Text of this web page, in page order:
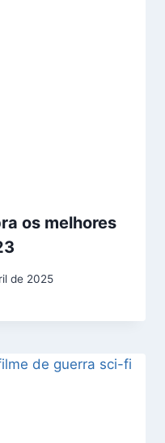
os melhores
de 2025